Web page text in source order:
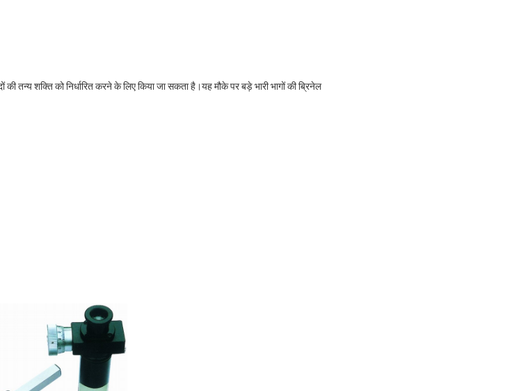
तन्य शक्ति को निर्धारित करने के लिए किया जा सकता है।यह मौके पर बड़े भारी भागों की ब्रिनेल